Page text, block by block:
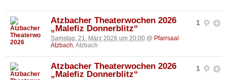
1
Atzbacher Theaterwochen 2026
„Malefiz Donnerblitz“
Samstag, 21. März 2026 um 20:00 @ Pfarrsaal
Atzbach , Atzbach
1
Atzbacher Theaterwochen 2026
„Malefiz Donnerblitz“